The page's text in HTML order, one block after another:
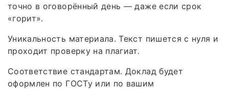
точно в оговорённый день — даже если срок
«горит».
Уникальность материала. Текст пишется с нуля и
проходит проверку на плагиат.
Соответствие стандартам. Доклад будет
оформлен по ГОСТу или по вашим